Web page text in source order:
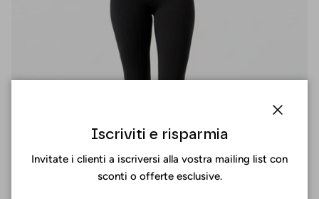
Iscriviti e risparmia
Invitate i clienti a iscriversi alla vostra mailing list con
sconti o offerte esclusive.